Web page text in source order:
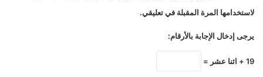
لاستخدامها المرة المقبلة في تعليقي.
يرجى إدخال الإجابة بالأرقام:
19 + اثنا عشر =